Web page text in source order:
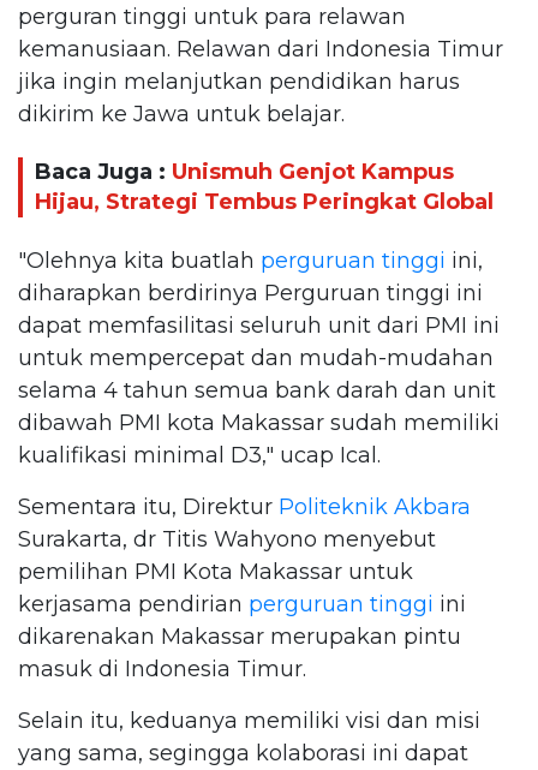
perguran tinggi untuk para relawan
kemanusiaan. Relawan dari Indonesia Timur
jika ingin melanjutkan pendidikan harus
dikirim ke Jawa untuk belajar.
Baca Juga : Unismuh Genjot Kampus
Hijau, Strategi Tembus Peringkat Global
"Olehnya kita buatlah perguruan tinggi ini,
diharapkan berdirinya Perguruan tinggi ini
dapat memfasilitasi seluruh unit dari PMI ini
untuk mempercepat dan mudah-mudahan
selama 4 tahun semua bank darah dan unit
dibawah PMI kota Makassar sudah memiliki
kualifikasi minimal D3," ucap Ical.
Sementara itu, Direktur Politeknik Akbara
Surakarta, dr Titis Wahyono menyebut
pemilihan PMI Kota Makassar untuk
kerjasama pendirian perguruan tinggi ini
dikarenakan Makassar merupakan pintu
masuk di Indonesia Timur.
Selain itu, keduanya memiliki visi dan misi
yang sama, segingga kolaborasi ini dapat